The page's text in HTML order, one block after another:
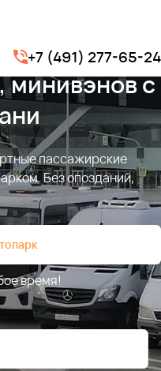
+7 (491) 277-65-24
минивэнов с
пассажирские
Без опозданий,
время!